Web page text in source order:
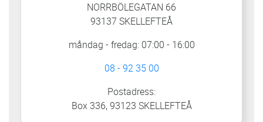
NORRBÖLEGATAN 66
93137 SKELLEFTEÅ
måndag - fredag: 07:00 - 16:00
08 - 92 35 00
Postadress:
Box 336, 93123 SKELLEFTEÅ